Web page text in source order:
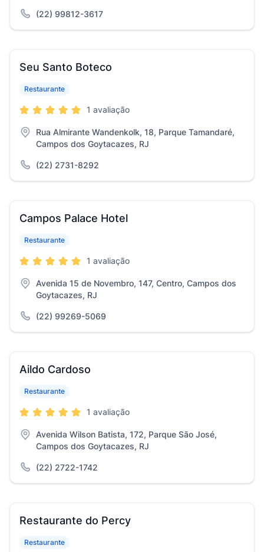
(22) 99812-3617
Seu Santo Boteco
Restaurante
1 avaliação
Rua Almirante Wandenkolk, 18, Parque Tamandaré,
Campos dos Goytacazes, RJ
(22) 2731-8292
Campos Palace Hotel
Restaurante
1 avaliação
Avenida 15 de Novembro, 147, Centro, Campos dos
Goytacazes, RJ
(22) 99269-5069
Aildo Cardoso
Restaurante
1 avaliação
Avenida Wilson Batista, 172, Parque São José,
Campos dos Goytacazes, RJ
(22) 2722-1742
Restaurante do Percy
Restaurante